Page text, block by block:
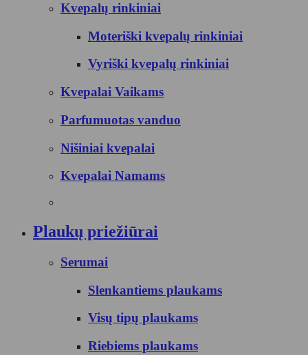
Kvepalų rinkiniai
Moteriški kvepalų rinkiniai
Vyriški kvepalų rinkiniai
Kvepalai Vaikams
Parfumuotas vanduo
Nišiniai kvepalai
Kvepalai Namams
Plaukų priežiūrai
Serumai
Slenkantiems plaukams
Visų tipų plaukams
Riebiems plaukams